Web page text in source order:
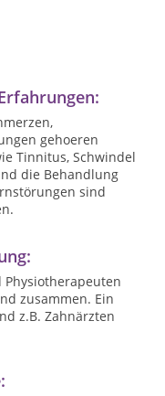
gehoeren
Tinnitus, Schwindel
die Behandlung
sind
zusammen. Ein
z.B. Zahnärzten